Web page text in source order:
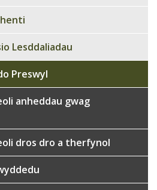
Lesddaliadau
Preswyl
anheddau gwag
dros dro a therfynol